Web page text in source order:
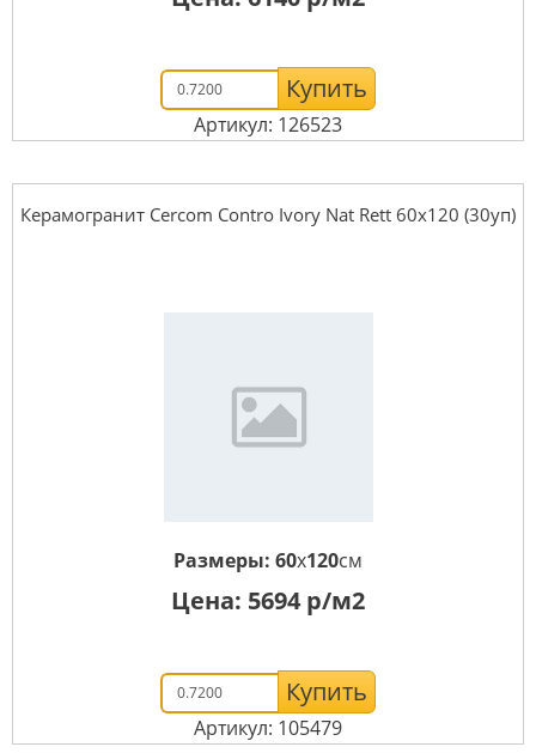
Купить
Артикул: 126523
Керамогранит Cercom Contro Ivory Nat Rett 60х120 (30уп)
Размеры: 60x120см
Цена: 5694 р/м2
Купить
Артикул: 105479